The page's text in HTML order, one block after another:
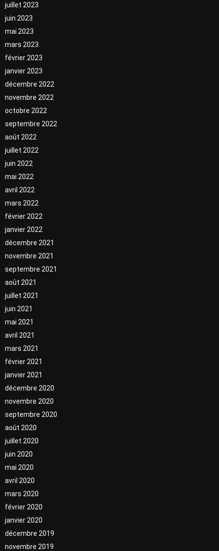
juillet 2023
juin 2023
mai 2023
mars 2023
février 2023
janvier 2023
décembre 2022
novembre 2022
octobre 2022
septembre 2022
août 2022
juillet 2022
juin 2022
mai 2022
avril 2022
mars 2022
février 2022
janvier 2022
décembre 2021
novembre 2021
septembre 2021
août 2021
juillet 2021
juin 2021
mai 2021
avril 2021
mars 2021
février 2021
janvier 2021
décembre 2020
novembre 2020
septembre 2020
août 2020
juillet 2020
juin 2020
mai 2020
avril 2020
mars 2020
février 2020
janvier 2020
décembre 2019
novembre 2019